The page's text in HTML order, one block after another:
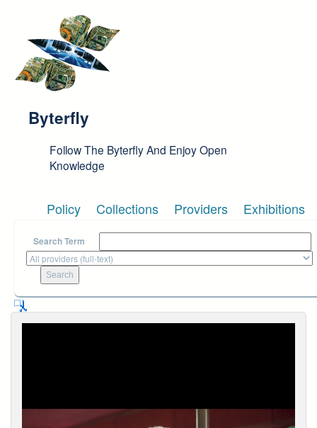
Byterfly
Follow The Byterfly And Enjoy Open
Knowledge
Policy Collections Providers Exhibitions
Search Term